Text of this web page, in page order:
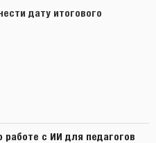
дату итогового
с ИИ для педагогов